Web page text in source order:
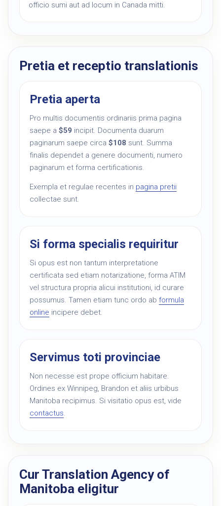
officio sumi aut ad locum in Canada mitti.
Pretia et receptio translationis
Pretia aperta
Pro multis documentis ordinariis prima pagina
saepe a $59 incipit. Documenta duarum
paginarum saepe circa $108 sunt. Summa
finalis dependet a genere documenti, numero
paginarum et forma certificationis.
Exempla et regulae recentes in pagina pretii
collectae sunt.
Si forma specialis requiritur
Si opus est non tantum interpretatione
certificata sed etiam notarizatione, forma ATIM
vel structura propria alicui institutioni, id curare
possumus. Tamen etiam tunc ordo ab formula
online incipere debet.
Servimus toti provinciae
Non necesse est prope officium habitare.
Ordines ex Winnipeg, Brandon et aliis urbibus
Manitoba recipimus. Si visitatio opus est, vide
contactus.
Cur Translation Agency of
Manitoba eligitur